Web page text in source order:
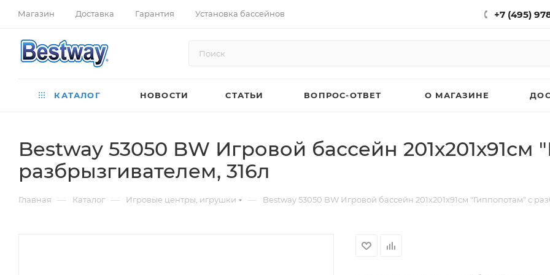
Магазин Доставка Гарантия Установка бассейнов +7 (495)
КАТАЛОГ НОВОСТИ СТАТЬИ ВОПРОС-ОТВЕТ О МАГАЗИНЕ
Bestway 53050 BW Игровой бассейн 201х201х91см
разбрызгивателем, 316л
Главная — Каталог — Игровые центры, игрушки — Bestway 53050 BW Игровой бассейн 201х201х91см "Гиппопотам" с